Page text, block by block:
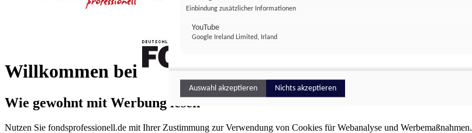
Willkommen bei
FONDS professionell
Wie gewohnt mit Werbung lesen
Nutzen Sie fondsprofessionell.de mit Ihrer Zustimmung zur Verwendung von Cookies für Webanalyse und Werbemaßnahmen.
Einbindung zusätzlicher Informationen
YouTube
Google Ireland Limited, Irland
Auswahl akzeptieren Nichts akzeptieren